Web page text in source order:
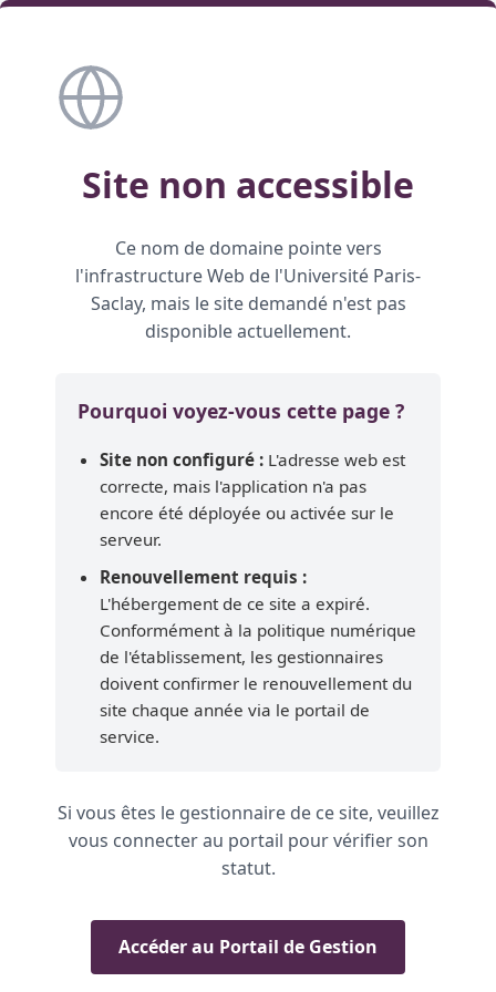
Site non accessible
Ce nom de domaine pointe vers
l'infrastructure Web de l'Université Paris-
Saclay, mais le site demandé n'est pas
disponible actuellement.
Pourquoi voyez-vous cette page ?
Site non configuré : L'adresse web est
correcte, mais l'application n'a pas
encore été déployée ou activée sur le
serveur.
Renouvellement requis :
L'hébergement de ce site a expiré.
Conformément à la politique numérique
de l'établissement, les gestionnaires
doivent confirmer le renouvellement du
site chaque année via le portail de
service.
Si vous êtes le gestionnaire de ce site, veuillez
vous connecter au portail pour vérifier son
statut.
Accéder au Portail de Gestion